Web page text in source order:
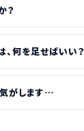
？
、何を足せばいい？
がします…